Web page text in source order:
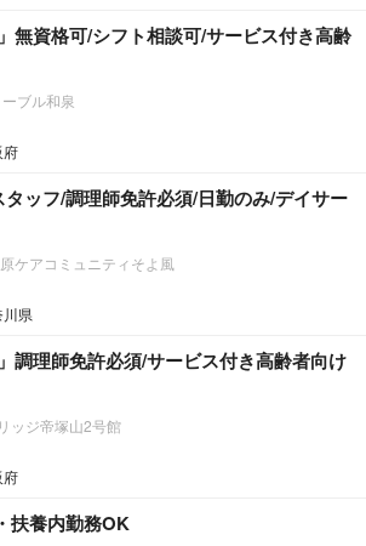
無資格可/シフト相談可/サービス付き高齢
ブル和泉
府
タッフ/調理師免許必須/日勤のみ/デイサー
ケアコミュニティそよ風
県
調理師免許必須/サービス付き高齢者向け
ッジ帝塚山2号館
府
扶養内勤務OK